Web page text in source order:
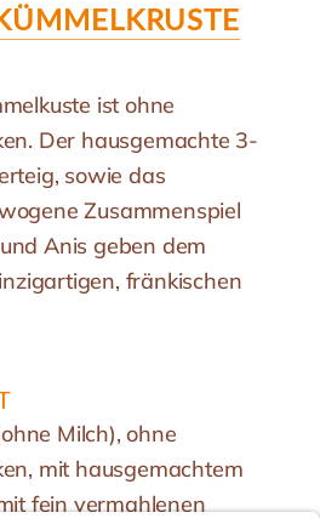
ist ohne
Der hausgemachte 3-
sowie das
Zusammenspiel
Anis geben dem
fränkischen
Milch), ohne
mit hausgemachtem
fein vermahlenen